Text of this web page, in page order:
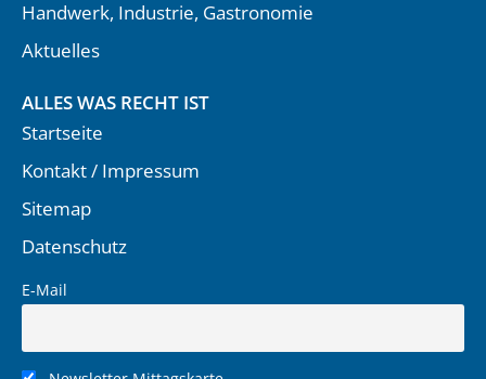
Handwerk, Industrie, Gastronomie
Aktuelles
ALLES WAS RECHT IST
Startseite
Kontakt / Impressum
Sitemap
Datenschutz
E-Mail